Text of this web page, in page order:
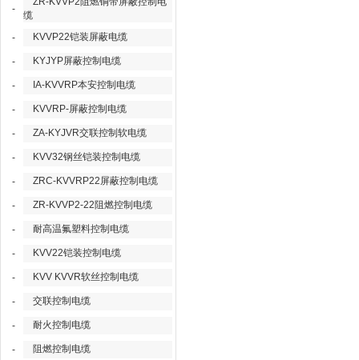
-
缆
-
KVVP22铠装屏蔽电缆
- KYJYP屏蔽控制电缆
- IA-KVVRP本安控制电缆
- KVVRP-屏蔽控制电缆
- ZA-KYJVR交联控制软电缆
- KVV32钢丝铠装控制电缆
- ZRC-KVVRP22屏蔽控制电缆
- ZR-KVVP2-22阻燃控制电缆
- 耐高温氟塑料控制电缆
- KVV22铠装控制电缆
- KVV KVVR软丝控制电缆
- 交联控制电缆
- 耐火控制电缆
- 阻燃控制电缆